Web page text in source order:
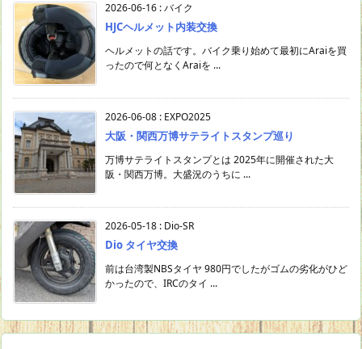
2026-06-16 :バイク
HJCヘルメット内装交換
ヘルメットの話です。バイク乗り始めて最初にAraiを買
ったので何となくAraiを ...
2026-06-08 : EXPO2025
大阪・関西万博サテライトスタンプ巡り
万博サテライトスタンプとは 2025年に開催された大
阪・関西万博。大盛況のうちに ...
2026-05-18 : Dio-SR
Dio タイヤ交換
前は台湾製NBSタイヤ 980円でしたがゴムの劣化がひど
かったので、IRCのタイ ...